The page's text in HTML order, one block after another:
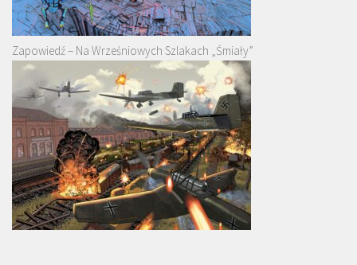
Zapowiedź – Na Wrześniowych Szlakach „Śmiały”